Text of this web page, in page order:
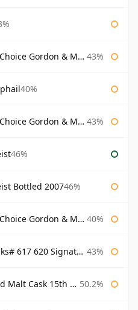
Gordon & Macphail 43%
40%
Gordon & Macphail 43%
46%
Bottled 200746%
Gordon & Macphail 40%
617 620 Signatory 43%
Hunter Laing 50.2%